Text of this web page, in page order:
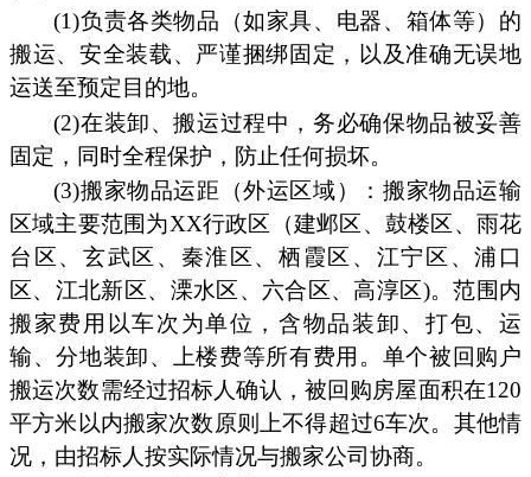
(1)负责各类物品（如家具、电器、箱体等）的
搬运、安全装载、严谨捆绑固定，以及准确无误地
运送至预定目的地。
(2)在装卸、搬运过程中，务必确保物品被妥善
固定，同时全程保护，防止任何损坏。
(3)搬家物品运距（外运区域）：搬家物品运输
区域主要范围为XX行政区（建邺区、鼓楼区、雨花
台区、玄武区、秦淮区、栖霞区、江宁区、浦口
区、江北新区、溧水区、六合区、高淳区)。范围内
搬家费用以车次为单位，含物品装卸、打包、运
输、分地装卸、上楼费等所有费用。单个被回购户
搬运次数需经过招标人确认，被回购房屋面积在120
平方米以内搬家次数原则上不得超过6车次。其他情
况，由招标人按实际情况与搬家公司协商。